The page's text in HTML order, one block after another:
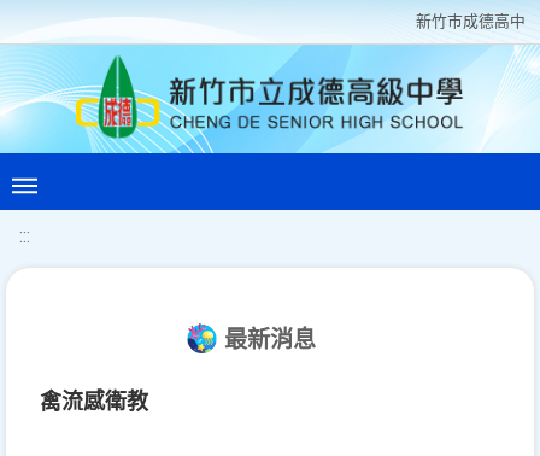
新竹巿成德高中
:::
最新消息
禽流感衛教